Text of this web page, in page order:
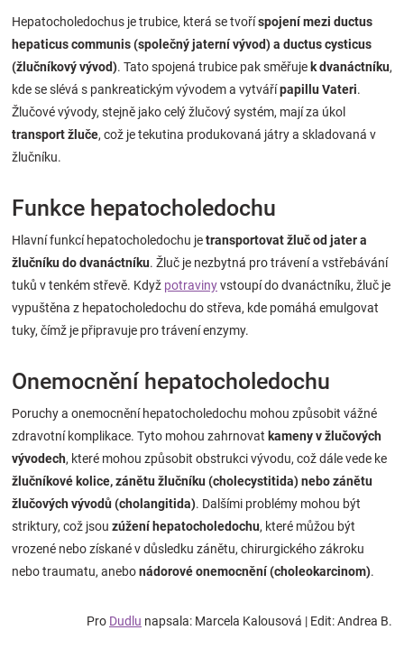
Značky
Blog
Hračkářství
Přihlášení
Hepatocholedochus je trubice, která se tvoříspojení mezi ductus
hepaticus communis (společný jaterní vývod) a ductus cysticus
(žlučníkový vývod). Tato spojená trubice pak směřuje k dvanáctníku,
kde se slévá s pankreatickým vývodem a vytvářípapillu Vateri.
Žlučové vývody, stejně jako celý žlučový systém, mají za úkol
transport žluče, což je tekutina produkovaná játry a skladovaná v
žlučníku.
Funkce hepatocholedochu
Hlavní funkcí hepatocholedochu jetransportovat žluč od jater a
žlučníku do dvanáctníku. Žluč je nezbytná pro trávení a vstřebávání
tuků v tenkém střevě. Když potravinyvstoupí do dvanáctníku, žluč je
vypuštěna z hepatocholedochu do střeva, kde pomáhá emulgovat
tuky, čímž je připravuje pro trávení enzymy.
Onemocnění hepatocholedochu
Poruchy a onemocnění hepatocholedochu mohou způsobit vážné
zdravotní komplikace. Tyto mohou zahrnovat kameny v žlučových
vývodech, které mohou způsobit obstrukci vývodu, což dále vede ke
žlučníkové kolice, zánětu žlučníku (cholecystitida) nebo zánětu
žlučových vývodů (cholangitida). Dalšími problémy mohou být
striktury, což jsou zúžení hepatocholedochu, které můžou být
vrozené nebo získané v důsledku zánětu, chirurgického zákroku
nebo traumatu, anebonádorové onemocnění (choleokarcinom).
Pro Dudlu napsala: Marcela Kalousová | Edit: Andrea B.